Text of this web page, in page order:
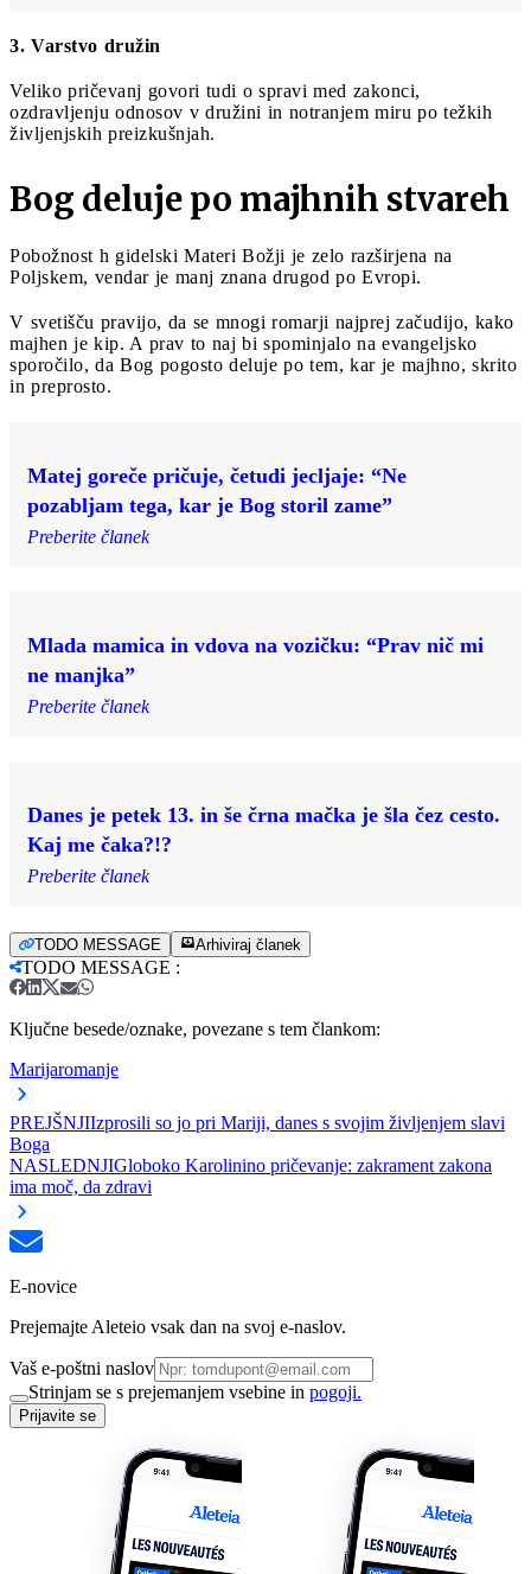
3. Varstvo družin
Veliko pričevanj govori tudi o spravi med zakonci,
ozdravljenju odnosov v družini in notranjem miru po težkih
življenjskih preizkušnjah.
Bog deluje po majhnih stvareh
Pobožnost h gidelski Materi Božji je zelo razširjena na
Poljskem, vendar je manj znana drugod po Evropi.
V svetišču pravijo, da se mnogi romarji najprej začudijo, kako
majhen je kip. A prav to naj bi spominjalo na evangeljsko
sporočilo, da Bog pogosto deluje po tem, kar je majhno, skrito
in preprosto.
Matej goreče pričuje, četudi jecljaje: “Ne
pozabljam tega, kar je Bog storil zame”
Preberite članek
Mlada mamica in vdova na vozičku: “Prav nič mi
ne manjka”
Preberite članek
Danes je petek 13. in še črna mačka je šla čez cesto.
Kaj me čaka?!?
Preberite članek
TODO MESSAGE Arhiviraj članek
TODO MESSAGE :
Ključne besede/oznake, povezane s tem člankom:
Marijaromanje
PREJŠNJIIzprosili so jo pri Mariji, danes s svojim življenjem slavi
Boga
NASLEDNJIGloboko Karolinino pričevanje: zakrament zakona
ima moč, da zdravi
E-novice
Prejemajte Aleteio vsak dan na svoj e-naslov.
Vaš e-poštni naslov
Strinjam se s prejemanjem vsebine in pogoji.
Prijavite se